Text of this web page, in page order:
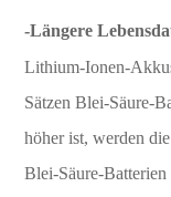
-Längere
Lithium-Ionen-
Sätzen Blei-Säure-
höher ist, werden
Blei-Säure-Batterien